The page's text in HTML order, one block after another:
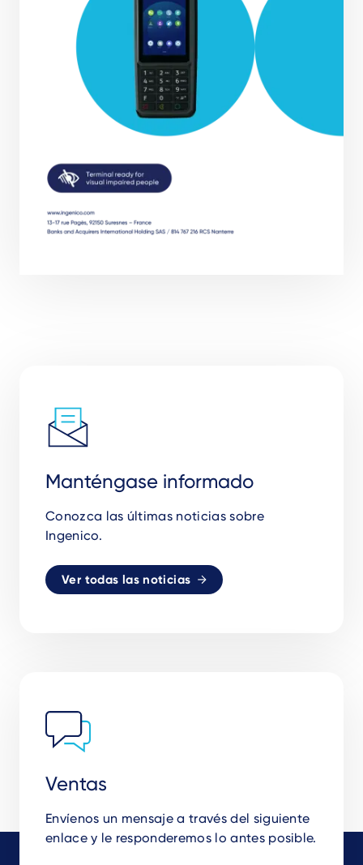
Manténgase informado
Conozca las últimas noticias sobre
Ingenico.
Ver todas las noticias
Ventas
Envíenos un mensaje a través del siguiente
enlace y le responderemos lo antes posible.